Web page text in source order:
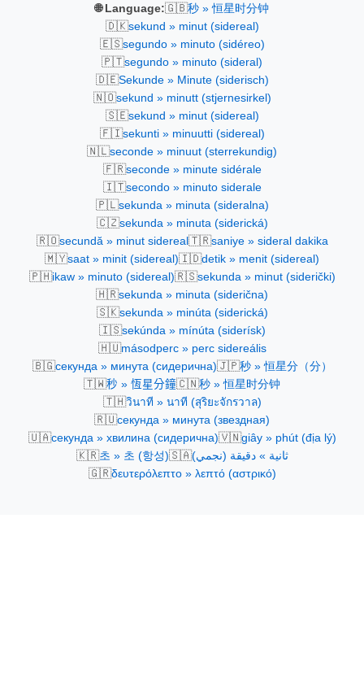
🌐 Language:🇬🇧秒 » 恒星时分钟
🇩🇰sekund » minut (sidereal)
🇪🇸segundo » minuto (sidéreo)
🇵🇹segundo » minuto (sideral)
🇩🇪Sekunde » Minute (siderisch)
🇳🇴sekund » minutt (stjernesirkel)
🇸🇪sekund » minut (sidereal)
🇫🇮sekunti » minuutti (sidereal)
🇳🇱seconde » minuut (sterrekundig)
🇫🇷seconde » minute sidérale
🇮🇹secondo » minuto siderale
🇵🇱sekunda » minuta (sideralna)
🇨🇿sekunda » minuta (siderická)
🇷🇴secundă » minut sidereal 🇹🇷saniye » sideral dakika
🇲🇾saat » minit (sidereal)🇮🇩detik » menit (sidereal)
🇵🇭ikaw » minuto (sidereal)🇷🇸sekunda » minut (siderički)
🇭🇷sekunda » minuta (siderična)
🇸🇰sekunda » minúta (siderická)
🇮🇸sekúnda » mínúta (siderísk)
🇭🇺másodperc » perc sidereális
🇧🇬секунда » минута (сидерична)🇯🇵秒 » 恒星分（分）
🇹🇼秒 » 恆星分鐘🇨🇳秒 » 恒星时分钟
🇹🇭วินาที » นาที (สุริยะจักรวาล)
🇷🇺секунда » минута (звездная)
🇺🇦секунда » хвилина (сидерична)🇻🇳giây » phút (địa lý)
🇰🇷초 » 초 (항성)🇸🇦ثانية » دقيقة (نجمي)
🇬🇷δευτερόλεπτο » λεπτό (αστρικό)